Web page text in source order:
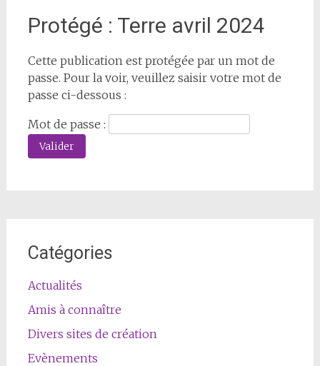
Protégé : Terre avril 2024
Cette publication est protégée par un mot de
passe. Pour la voir, veuillez saisir votre mot de
passe ci-dessous :
Mot de passe :
Catégories
Actualités
Amis à connaître
Divers sites de création
Evènements